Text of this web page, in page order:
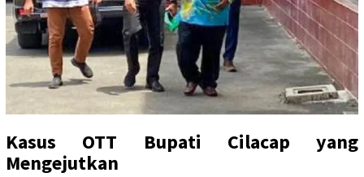
Kasus OTT Bupati Cilacap yang
Mengejutkan